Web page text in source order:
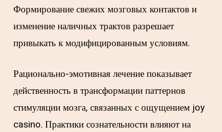
Формирование свежих мозговых контактов и
изменение наличных трактов разрешает
привыкать к модифицированным условиям.
Рационально-эмотивная лечение показывает
действенность в трансформации паттернов
стимуляции мозга, связанных с ощущением joy
casino. Практики сознательности влияют на